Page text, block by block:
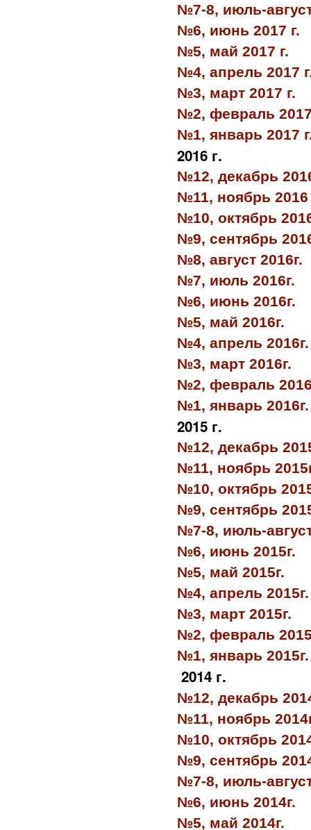
№7-8, июль-
№6, июнь 2017 г.
№5, май 2017 г.
№4, апрель 2017
№3, март 2017 г.
№2, февраль 2017
№1, январь 2017
2016 г.
№12, декабрь
№11, ноябрь 2016
№10, октябрь
№9, сентябрь
№8, август 2016г.
№7, июль 2016г.
№6, июнь 2016г.
№5, май 2016г.
№4, апрель 2016г.
№3, март 2016г.
№2, февраль
№1, январь 2016г.
2015 г.
№12, декабрь
№11, ноябрь
№10, октябрь
№9, сентябрь
№7-8, июль-
№6, июнь 2015г.
№5, май 2015г.
№4, апрель 2015г.
№3, март 2015г.
№2, февраль
№1, январь 2015г.
2014 г.
№12, декабрь
№11, ноябрь
№10, октябрь
№9, сентябрь
№7-8, июль-
№6, июнь 2014г.
№5, май 2014г.